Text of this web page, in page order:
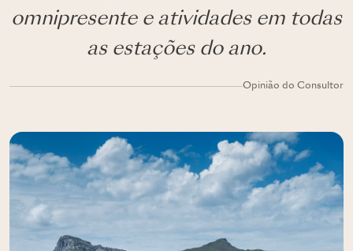
omnipresente e atividades em todas
as estações do ano.
Opinião do Consultor